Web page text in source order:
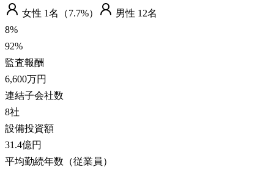
女性 1名（7.7%） 男性 12名
8%
92%
監査報酬
6,600万円
連結子会社数
8社
設備投資額
31.4億円
平均勤続年数（従業員）